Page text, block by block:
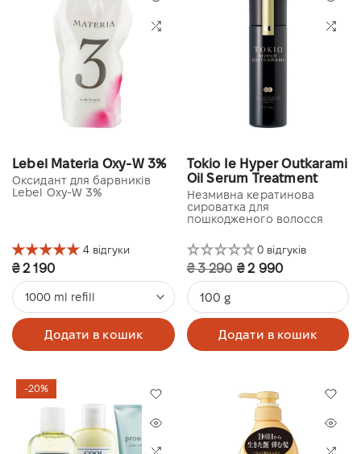
Lebel Materia Oxy-W 3%
Оксидант для барвників
Lebel Oxy-W 3%
4 відгуки
₴ 2 190
1000 ml refill
Додати в кошик
Tokio Ie Hyper Outkarami
Oil Serum Treatment
Незмивна кератинова
сироватка для
пошкодженого волосся
0 відгуків
₴ 3 290 ₴ 2 990
100 g
Додати в кошик
-20%